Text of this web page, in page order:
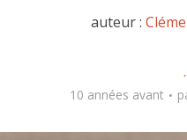
auteur :
10 années avant